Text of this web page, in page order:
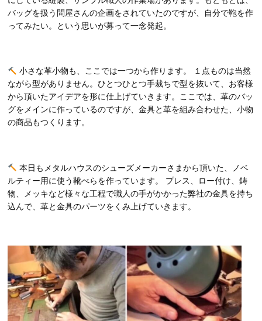
バッグを扱う問屋さんの企画をされていたのですが、自分で鞄を作
ってみたい。という思いが募って一念発起。
小さな革小物も、ここでは一つから作ります。 １点ものは当然
ながら型がありません。ひとつひとつ手裁ちで型を抜いて、お客様
から頂いたアイデアを形に仕上げていきます。ここでは、革のバッ
グをメインに作っているのですが、金具と革を組み合わせた、小物
の商品もつくります。
本日もメタルハウスのシューズメーカーさまから頂いた、ノベ
ルティー用に使う靴べらを作っています。 プレス、ロー付け、鋳
物、メッキなど様々な工程で職人の手がかかった弊社の金具を持ち
込んで、革と金具のパーツをくみ上げていきます。